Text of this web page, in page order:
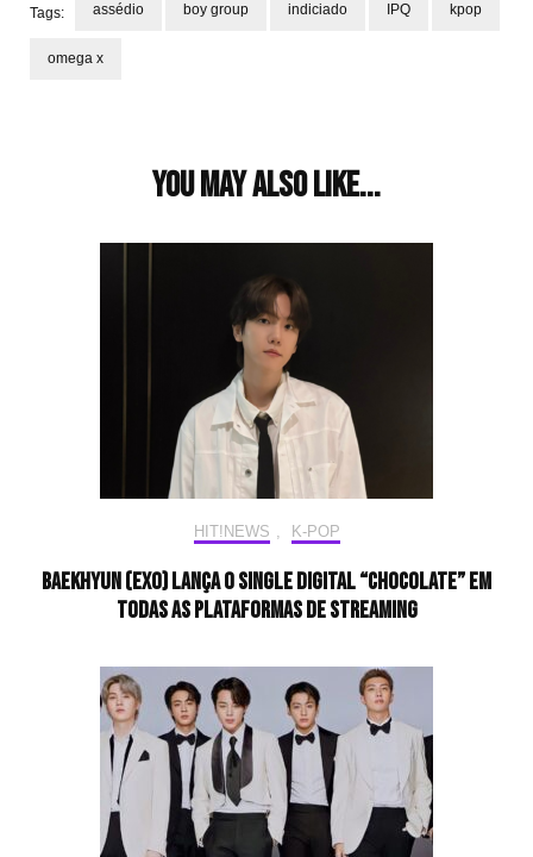
Tags: assédio boy group indiciado IPQ kpop
omega x
You may also like...
HIT!NEWS , K-POP
BAEKHYUN (EXO) lança o single digital “Chocolate” em
todas as plataformas de streaming